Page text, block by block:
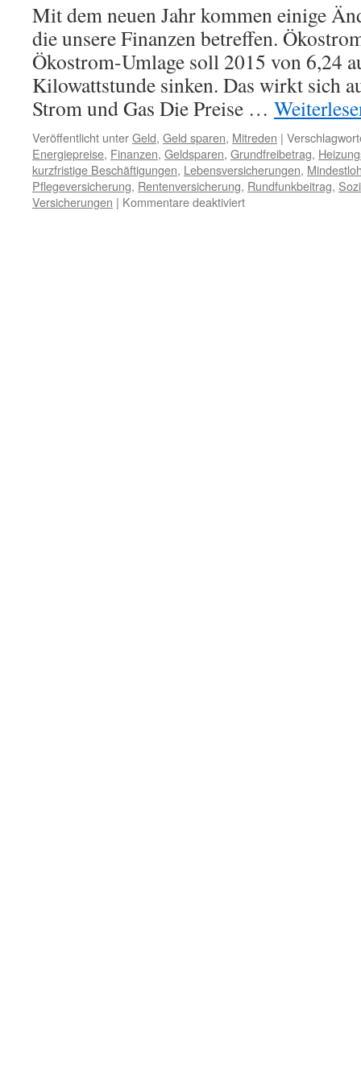
Mit dem neuen Jahr kommen einige
die unsere Finanzen betreffen.
Ökostrom-Umlage soll 2015 von 6,24
Kilowattstunde sinken. Das wirkt sich
Strom und Gas Die Preise …
Veröffentlicht unterGeld, Geld sparen, Mitreden |
Energiepreise, Finanzen, Geldsparen, Grundfreibetrag,
kurzfristige Beschäftigungen, Lebensversicherungen,
Pflegeversicherung, Rentenversicherung, Rundfunkbeitrag,
Versicherungen | Kommentare deaktiviert